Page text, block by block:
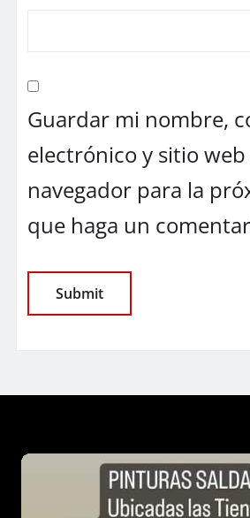
Guardar mi nombre,
electrónico y sitio
navegador para la
que haga un